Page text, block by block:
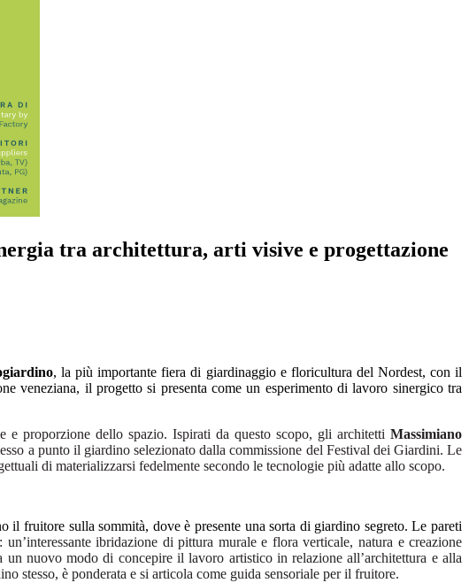
tra architettura, arti visive e progettazione
, la più importante fiera di giardinaggio e floricultura del Nordest, con il
veneziana, il progetto si presenta come un esperimento di lavoro sinergico tra
e proporzione dello spazio. Ispirati da questo scopo, gli architetti Massimiano
a punto il giardino selezionato dalla commissione del Festival dei Giardini. Le
di materializzarsi fedelmente secondo le tecnologie più adatte allo scopo.
fruitore sulla sommità, dove è presente una sorta di giardino segreto. Le pareti
: un’interessante ibridazione di pittura murale e flora verticale, natura e creazione
nuovo modo di concepire il lavoro artistico in relazione all’architettura e alla
stesso, è ponderata e si articola come guida sensoriale per il fruitore.